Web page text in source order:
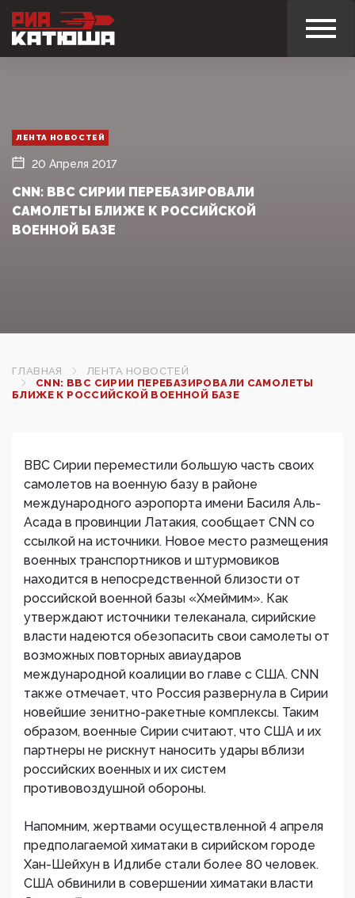
ЛЕНТА НОВОСТЕЙ
20 Апреля 2017
CNN: ВВС СИРИИ ПЕРЕБАЗИРОВАЛИ
САМОЛЕТЫ БЛИЖЕ К РОССИЙСКОЙ
ВОЕННОЙ БАЗЕ
ГЛАВНАЯ
ЛЕНТА НОВОСТЕЙ
CNN: ВВС СИРИИ ПЕРЕБАЗИРОВАЛИ САМОЛЕТЫ
БЛИЖЕ К РОССИЙСКОЙ ВОЕННОЙ БАЗЕ
ВВС Сирии переместили большую часть своих
самолетов на военную базу в районе
международного аэропорта имени Басиля Аль-
Асада в провинции Латакия, сообщает CNN со
ссылкой на источники. Новое место размещения
военных транспортников и штурмовиков
находится в непосредственной близости от
российской военной базы «Хмеймим». Как
утверждают источники телеканала, сирийские
власти надеются обезопасить свои самолеты от
возможных повторных авиаударов
международной коалиции во главе с США. CNN
также отмечает, что Россия развернула в Сирии
новейшие зенитно-ракетные комплексы. Таким
образом, военные Сирии считают, что США и их
партнеры не рискнут наносить удары вблизи
российских военных и их систем
противовоздушной обороны.
Напомним, жертвами осуществленной 4 апреля
предполагаемой химатаки в сирийском городе
Хан-Шейхун в Идлибе стали более 80 человек.
США обвинили в совершении химатаки власти